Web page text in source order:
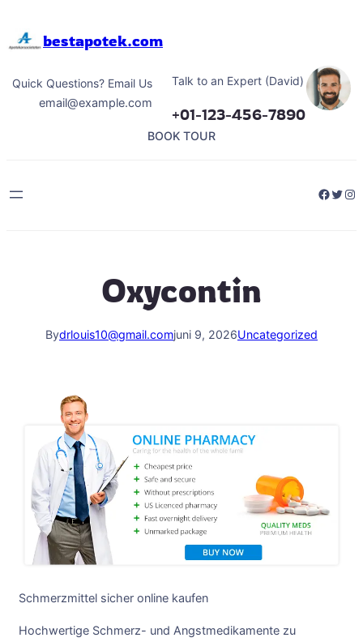
bestapotek.com
Quick Questions? Email Us
email@example.com
Talk to an Expert (David)
+01-123-456-7890
BOOK TOUR
Oxycontin
Bydrlouis10@gmail.comjuni 9, 2026Uncategorized
Schmerzmittel sicher online kaufen
Hochwertige Schmerz- und Angstmedikamente zu